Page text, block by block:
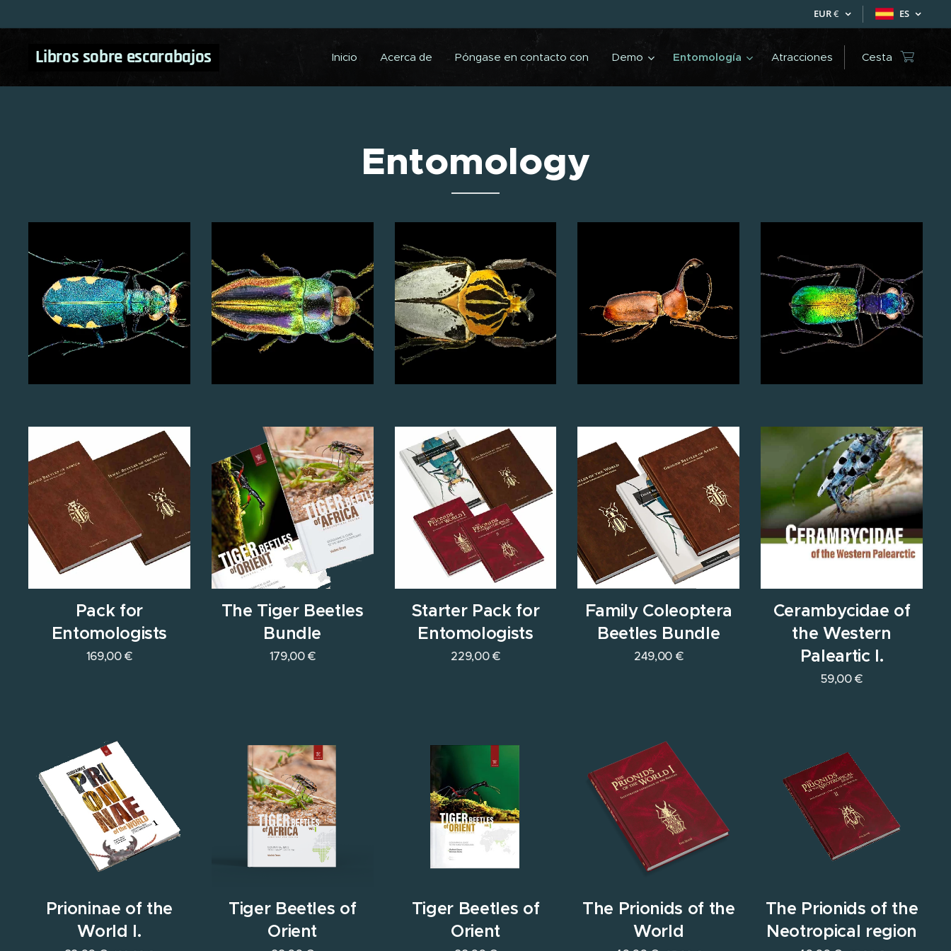
EUR€ ES
Libros sobre escarabajos Inicio Acerca de Póngase en contacto con Demo Entomología Atracciones Cesta
Entomology
Pack for
Entomologists
169,00€
The Tiger Beetles
Bundle
179,00€
Starter Pack for
Entomologists
229,00€
Family Coleoptera
Beetles Bundle
249,00 €
Cerambycidae of
the Western
Paleartic I.
59,00€
Prioninae of the
World I.
Tiger Beetles of
Orient
Tiger Beetles of
Orient
The Prionids of the
World
The Prionids of the
Neotropical region